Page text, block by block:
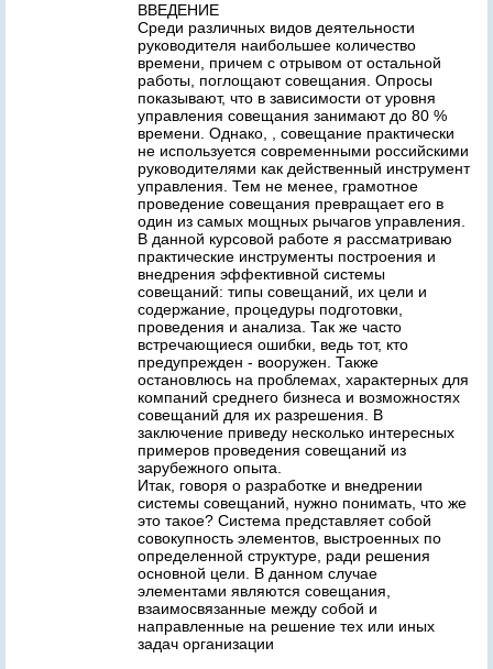
ВВЕДЕНИЕ
Среди различных видов деятельности
руководителя наибольшее количество
времени, причем с отрывом от остальной
работы, поглощают совещания. Опросы
показывают, что в зависимости от уровня
управления совещания занимают до 80 %
времени. Однако, , совещание практически
не используется современными российскими
руководителями как действенный инструмент
управления. Тем не менее, грамотное
проведение совещания превращает его в
один из самых мощных рычагов управления.
В данной курсовой работе я рассматриваю
практические инструменты построения и
внедрения эффективной системы
совещаний: типы совещаний, их цели и
содержание, процедуры подготовки,
проведения и анализа. Так же часто
встречающиеся ошибки, ведь тот, кто
предупрежден - вооружен. Также
остановлюсь на проблемах, характерных для
компаний среднего бизнеса и возможностях
совещаний для их разрешения. В
заключение приведу несколько интересных
примеров проведения совещаний из
зарубежного опыта.
Итак, говоря о разработке и внедрении
системы совещаний, нужно понимать, что же
это такое? Система представляет собой
совокупность элементов, выстроенных по
определенной структуре, ради решения
основной цели. В данном случае
элементами являются совещания,
взаимосвязанные между собой и
направленные на решение тех или иных
задач организации